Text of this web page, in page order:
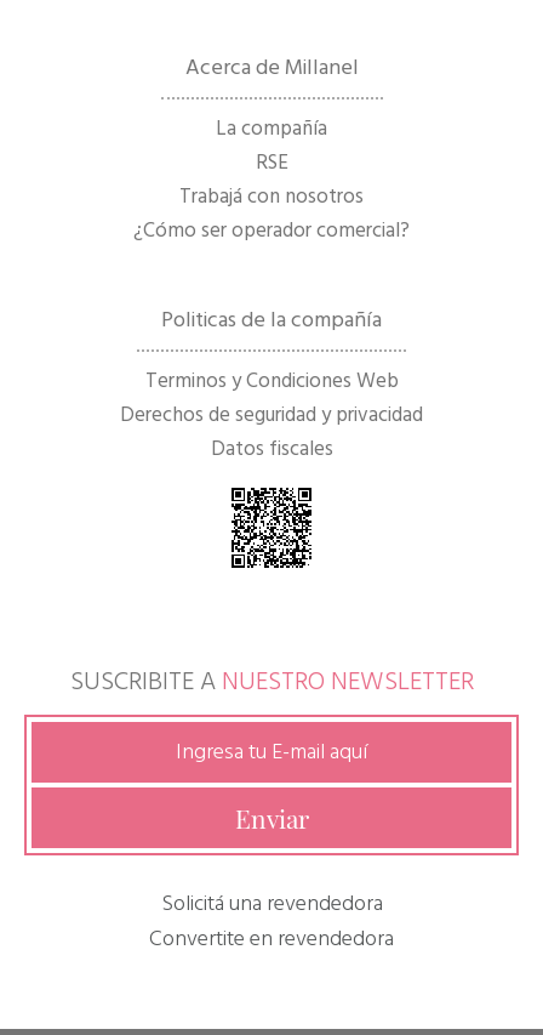
Acerca de Millanel
La compañía
RSE
Trabajá con nosotros
¿Cómo ser operador comercial?
Politicas de la compañía
Terminos y Condiciones Web
Derechos de seguridad y privacidad
Datos fiscales
SUSCRIBITE ANUESTRO NEWSLETTER
Solicitá una revendedora
Convertite en revendedora